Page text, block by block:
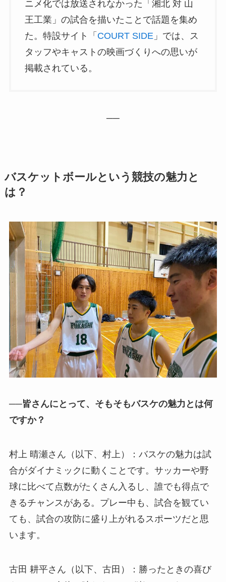
ニメ化では放送されなかった「湘北 対 山
王工業」の試合を描いたことで話題を集め
た。特設サイト「 COURT SIDE」では、ス
タッフやキャストの映画づくりへの思いが
掲載されている。
──
バスケットボールという競技の魅力と
は？
──皆さんにとって、そもそもバスケの魅力とは何
ですか？
村上 晴瀬さん（以下、村上）：バスケの魅力は試
合がダイナミックに動くことです。サッカーや野
球に比べて点数がたくさん入るし、誰でも得点で
きるチャンスがある。プレー中も、試合を観てい
ても、試合の攻防に盛り上がれるスポーツだと思
います。
古田 耕平さん（以下、古田）：勝ったときの喜び